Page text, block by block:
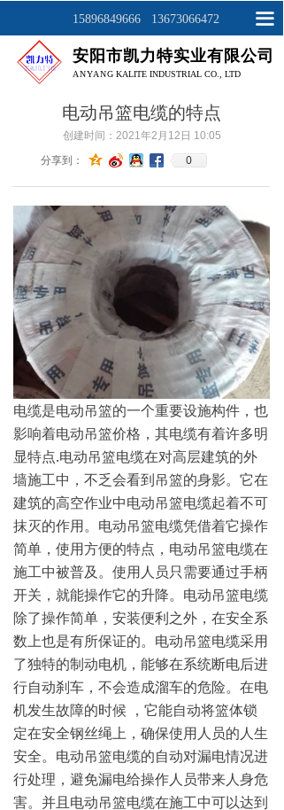
安阳市凯力特实业有限公司
ANYANG KALITE INDUSTRIAL CO., LTD
15896849666 13673066472 끀
关于我们
工程案例
联系我们
电动吊篮电缆的特点
创建时间： 2021年2月12日 10:05
电缆是电动吊篮的一个重要设施构件，也
影响着电动吊篮价格，其电缆有着许多明
显特点.电动吊篮电缆在对高层建筑的外
墙施工中，不乏会看到吊篮的身影。它在
建筑的高空作业中电动吊篮电缆起着不可
抹灭的作用。电动吊篮电缆凭借着它操作
简单，使用方便的特点，电动吊篮电缆在
施工中被普及。使用人员只需要通过手柄
开关，就能操作它的升降。电动吊篮电缆
除了操作简单，安装便利之外，在安全系
数上也是有所保证的。电动吊篮电缆采用
了独特的制动电机，能够在系统断电后进
行自动刹车，不会造成溜车的危险。在电
机发生故障的时候 ，它能自动将篮体锁
定在安全钢丝绳上，确保使用人员的人生
安全。电动吊篮电缆的自动对漏电情况进
行处理，避免漏电给操作人员带来人身危
害。并且电动吊篮电缆在施工中可以达到
分享到： 0